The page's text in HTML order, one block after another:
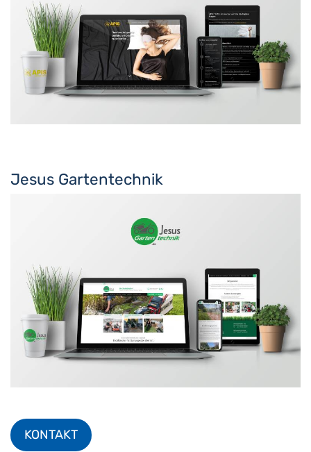
Jesus Gartentechnik
KONTAKT